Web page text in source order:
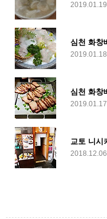
2019.01.19
2019.01.18
2019.01.17
2018.12.06